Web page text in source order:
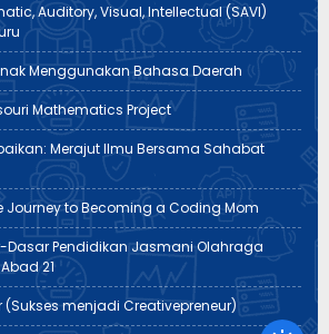
Auditory, Visual, Intellectual (SAVI)
Menggunakan Bahasa Daerah
Mathematics Project
Merajut Ilmu Bersama Sahabat
Journey to Becoming a Coding Mom
Dasar Pendidikan Jasmani Olahraga
21
(Sukses menjadi Creativepreneur)